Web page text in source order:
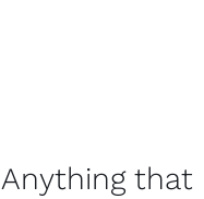
Anything that